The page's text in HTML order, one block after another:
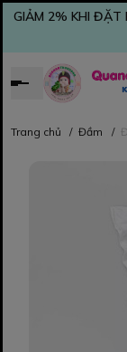
GIẢM 2% KHI ĐẶT
Trang chủ / Đầm /